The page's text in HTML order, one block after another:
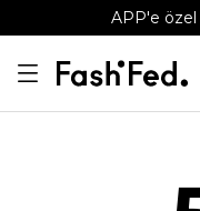
APP'e özel